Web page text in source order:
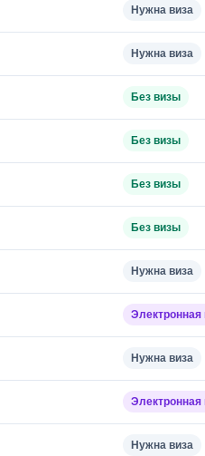
Нужна виза
Нужна виза
Без визы
Без визы
Без визы
Без визы
Нужна виза
Электронная
Нужна виза
Электронная
Нужна виза